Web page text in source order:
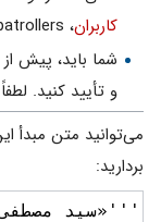
ناوبری
جستجوکاربران، patrollers.
شما باید، پیش
و تأیید کنید.
می‌توانید متن مبدأ
بردارید: